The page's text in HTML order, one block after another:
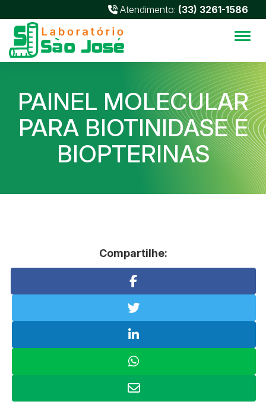
Atendimento: (33) 3261-1586
PAINEL MOLECULAR
PARA BIOTINIDASE E
BIOPTERINAS
Compartilhe: